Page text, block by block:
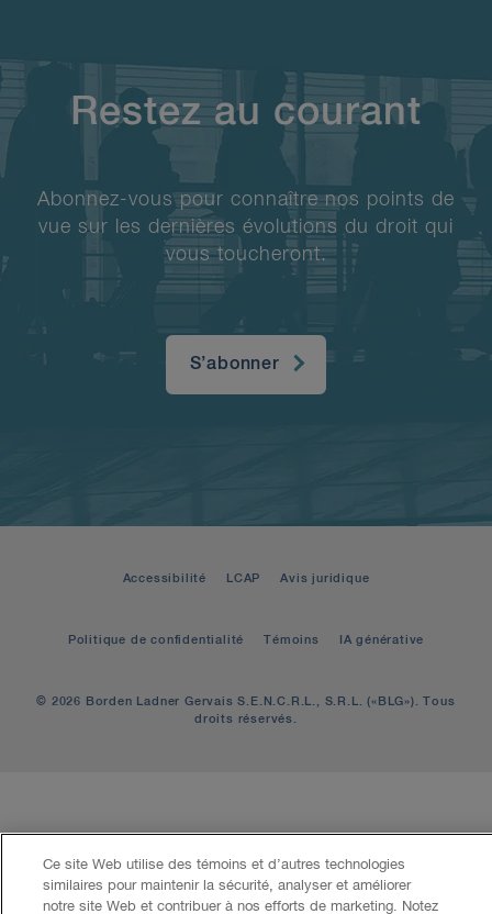
Restez au courant
Abonnez-vous pour connaître nos points de
vue sur les dernières évolutions du droit qui
vous toucheront.
S’abonner
Accessibilité LCAP Avis juridique
Politique de confidentialité Témoins IA générative
© 2026 Borden Ladner Gervais S.E.N.C.R.L., S.R.L. («BLG»). Tous
droits réservés.
Ce site Web utilise des témoins et d’autres technologies
similaires pour maintenir la sécurité, analyser et améliorer
notre site Web et contribuer à nos efforts de marketing. Notez